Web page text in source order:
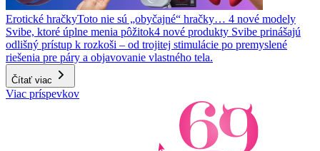
Erotické hračkyToto nie sú „obyčajné“ hračky… 4 nové modely
Svibe, ktoré úplne menia pôžitok4 nové produkty Svibe prinášajú
odlišný prístup k rozkoši – od trojitej stimulácie po premyslené
riešenia pre páry a objavovanie vlastného tela.
Čítať viac
Viac príspevkov